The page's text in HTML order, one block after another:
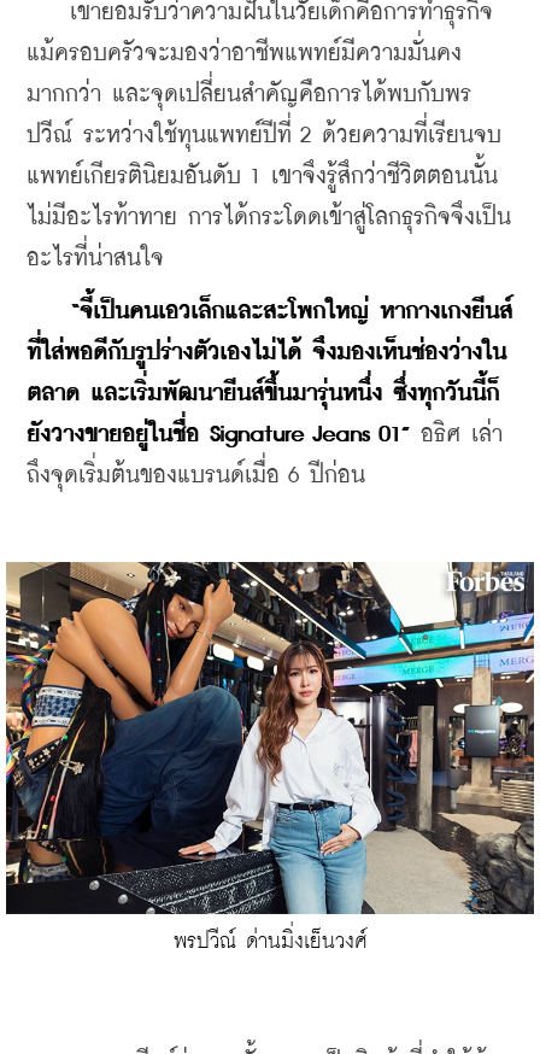
เขายอมรับว่าความฝันในวัยเด็กคือการทำธุรกิจ
แม้ครอบครัวจะมองว่าอาชีพแพทย์มีความมั่นคง
มากกว่า และจุดเปลี่ยนสำคัญคือการได้พบกับพร
ปวีณ์ ระหว่างใช้ทุนแพทย์ปีที่ 2 ด้วยความที่เรียนจบ
แพทย์เกียรตินิยมอันดับ 1 เขาจึงรู้สึกว่าชีวิตตอนนั้น
ไม่มีอะไรท้าทาย การได้กระโดดเข้าสู่โลกธุรกิจจึงเป็น
อะไรที่น่าสนใจ
“จี้เป็นคนเอวเล็กและสะโพกใหญ่ หากางเกงยีนส์
ที่ใส่พอดีกับรูปร่างตัวเองไม่ได้ จึงมองเห็นช่องว่างใน
ตลาด และเริ่มพัฒนายีนส์ขึ้นมารุ่นหนึ่ง ซึ่งทุกวันนี้ก็
ยังวางขายอยู่ในชื่อ Signature Jeans 01” อธิศ เล่า
ถึงจุดเริ่มต้นของแบรนด์เมื่อ 6 ปีก่อน
​พรปวีณ์ ด่านมิ่งเย็นวงศ์